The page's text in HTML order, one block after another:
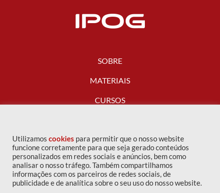
SOBRE
MATERIAIS
CURSOS
FALE CONOSCO
Utilizamos cookies para permitir que o nosso website
funcione corretamente para que seja gerado conteúdos
personalizados em redes sociais e anúncios, bem como
analisar o nosso tráfego. Também compartilhamos
informações com os parceiros de redes sociais, de
publicidade e de analítica sobre o seu uso do nosso website.